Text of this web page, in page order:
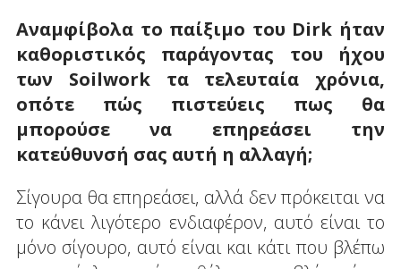
Αναμφίβολα το παίξιμο του Dirk ήταν
καθοριστικός παράγοντας του ήχου
των Soilwork τα τελευταία χρόνια,
οπότε πώς πιστεύεις πως θα
μπορούσε να επηρεάσει την
κατεύθυνσή σας αυτή η αλλαγή;
Σίγουρα θα επηρεάσει, αλλά δεν πρόκειται να
το κάνει λιγότερο ενδιαφέρον, αυτό είναι το
μόνο σίγουρο, αυτό είναι και κάτι που βλέπω